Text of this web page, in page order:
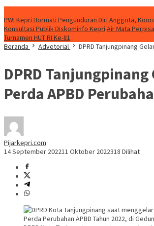
PWI Kepri Hormati Pengunduran Diri Anggota,
Konsultasi Publik Diskominfo Kepri Air Mata
Turnamen HUT RI Ke-81
Beranda
Advetorial DPRD Tanjungpinang
DPRD
Perda APBD
Pijarkepri.com
14 September 202211 Oktober 2022318 Dilihat